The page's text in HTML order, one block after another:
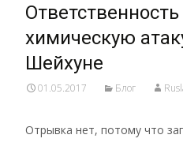
химическую
Шейхуне
01.05.2017 Блог
Отрывка нет, потому что